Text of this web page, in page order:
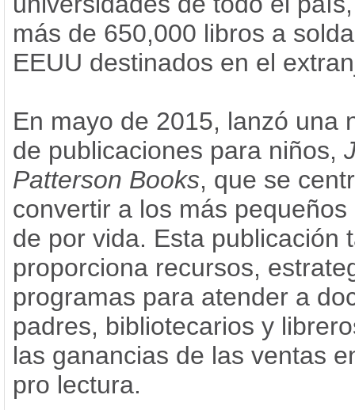
más de 650,000 libros a
EEUU destinados en el
En mayo de 2015, lanzó una
de publicaciones para niños,
Patterson Books, que se
convertir a los más
de por vida. Esta publicación
proporciona recursos,
programas para atender a
padres, bibliotecarios y
las ganancias de las ventas
pro lectura.